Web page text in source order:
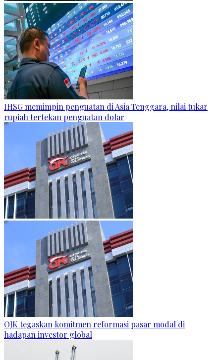
IHSG memimpin penguatan di Asia Tenggara, nilai tukar
rupiah tertekan penguatan dolar
OJK tegaskan komitmen reformasi pasar modal di
hadapan investor global